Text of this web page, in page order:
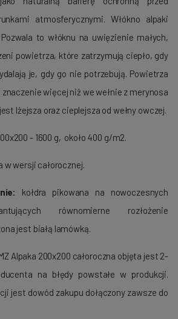
atmosferycznymi. Włókno alpaki
to włóknu na uwięzienie małych,
powietrza, które zatrzymują ciepło, gdy
je, gdy go nie potrzebują. Powietrza
więcej niż we wełnie z merynosa
lżejsza oraz cieplejsza od wełny owczej.
- 1600 g, około 400 g/m2.
w wersji całorocznej.
kołdra pikowana na nowoczesnych
równomierne rozłożenie
jest białą lamówką.
Alpaka 200x200 całoroczna objęta jest 2-
na błędy powstałe w produkcji.
jest dowód zakupu dołączony zawsze do